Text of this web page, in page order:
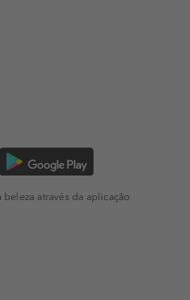
através da aplicação